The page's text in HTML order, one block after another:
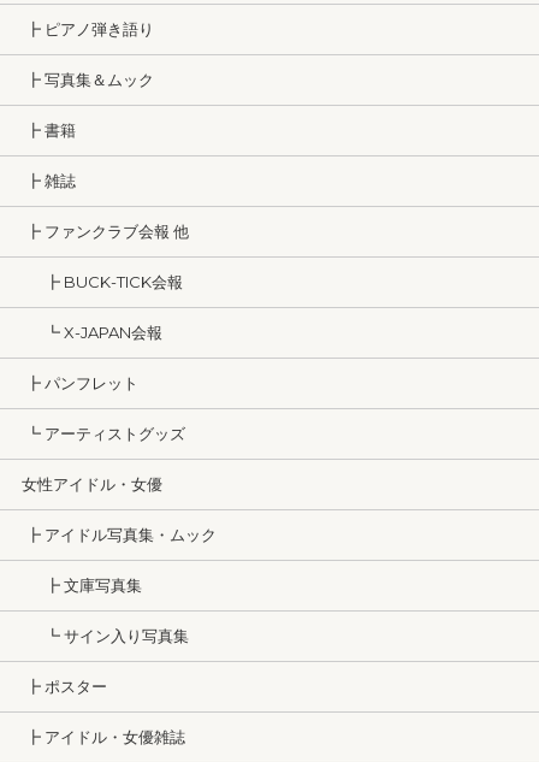
┣ ピアノ弾き語り
┣ 写真集＆ムック
┣ 書籍
┣ 雑誌
┣ ファンクラブ会報 他
┣ BUCK-TICK会報
┗ X-JAPAN会報
┣ パンフレット
┗ アーティストグッズ
女性アイドル・女優
┣ アイドル写真集・ムック
┣ 文庫写真集
┗ サイン入り写真集
┣ ポスター
┣ アイドル・女優雑誌